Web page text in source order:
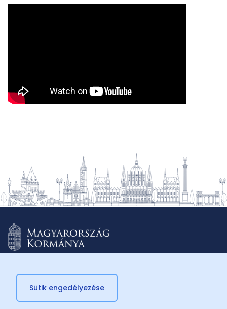
© 2026 Külügyminisztérium
Sütik engedélyezése